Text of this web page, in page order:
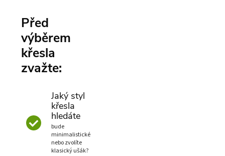
Před
výběrem
křesla
zvažte:
Jaký styl
křesla
hledáte
bude
minimalistické
nebo zvolíte
klasický ušák?